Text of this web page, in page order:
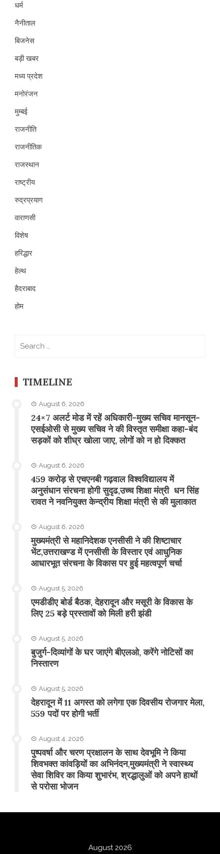
धर्म
नैनीताल
बिजनेस
बड़ी खबर
मध्य प्रदेश
मनोरंजन
मुम्बई
राजनीति
राजनीतिक
राजस्थान
राष्ट्रीय
रुद्रप्रयाग
वाराणसी
विशेष
हरिद्धार
हेल्थ
हैदराबाद
होम
TIMELINE
August 6, 2026
24×7 अलर्ट मोड में रहें अधिकारी-मुख्य सचिव मानसून-
एसईओसी से मुख्य सचिव ने की विस्तृत समीक्षा कहा-बंद
सड़कों को शीघ्र खोला जाए, लोगों को न हो दिक्कत
August 6, 2026
459 करोड़ से एचएनबी गढ़वाल विश्वविद्यालय में
अनुसंधान संरचना होगी सुदृढ,उच्च शिक्षा मंत्री धन सिंह
रावत ने नवनियुक्त केन्द्रीय शिक्षा मंत्री से की मुलाकात
August 6, 2026
मुख्यमंत्री से महानिदेशक एनसीसी ने की शिष्टाचार
भेंट,उत्तराखण्ड में एनसीसी के विस्तार एवं आधुनिक
आधारभूत संरचना के विकास पर हुई महत्वपूर्ण चर्चा
August 5, 2026
एमडीडीए बोर्ड बैठक, देहरादून और मसूरी के विकास के
लिए 25 बड़े प्रस्तावों को मिली हरी झंडी
August 5, 2026
बुजुर्ग-दिव्यांगों के घर जाएंगे बीएलओ, करेंगे नोटिसों का
निस्तारण
August 5, 2026
​देहरादून में 11 अगस्त को लगेगा एक दिवसीय रोजगार मेला,
559 पदों पर होगी भर्ती
August 4, 2026
पुष्पवर्षा और चरण प्रक्षालन के साथ देवभूमि ने किया
शिवभक्त कांवड़ियों का अभिनंदन,मुख्यमंत्री ने स्वास्थ्य
सेवा शिविर का किया शुभारंभ, श्रद्धालुओं को अपने हाथों
से परोसा भोजन
August 2026